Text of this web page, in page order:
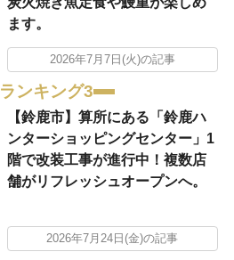
ます。
2026年7月7日(火)の記事
ランキング3
【鈴鹿市】算所にある「鈴鹿ハ
ンターショッピングセンター」1
階で改装工事が進行中！複数店
舗がリフレッシュオープンへ。
2026年7月24日(金)の記事